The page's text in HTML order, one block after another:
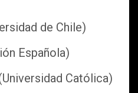
de Chile)
Española)
Católica)